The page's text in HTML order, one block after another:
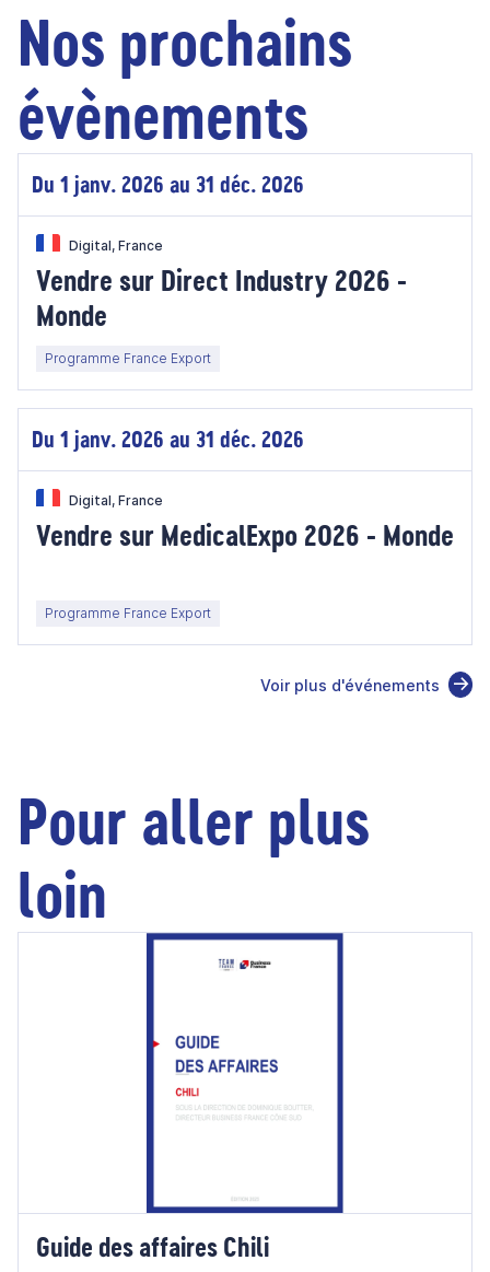
Nos prochains
évènements
Du 1 janv. 2026 au 31 déc. 2026
Digital, France
Vendre sur Direct Industry 2026 -
Monde
Programme France Export
Du 1 janv. 2026 au 31 déc. 2026
Digital, France
Vendre sur MedicalExpo 2026 - Monde
Programme France Export
Voir plus d'événements
Pour aller plus
loin
Guide des affaires Chili